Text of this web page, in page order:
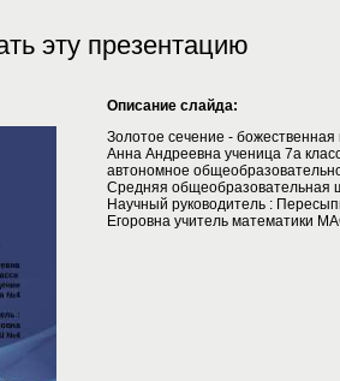
эту презентацию
Описание слайда:
Золотое сечение -
Анна Андреевна ученица 7а
автономное
Средняя общеобразовательная
Научный руководитель :
Егоровна учитель математики